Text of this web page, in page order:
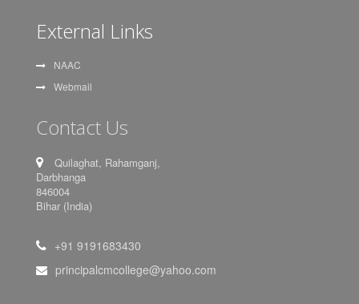
External Links
NAAC
Webmail
Contact Us
Quilaghat, Rahamganj,
Darbhanga
846004
Bihar (India)
+91 9191683430
principalcmcollege@yahoo.com